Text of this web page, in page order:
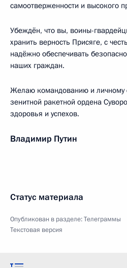
самоотверженности и высокого
Убеждён, что вы, воины-
хранить верность Присяге, с
надёжно обеспечивать
наших граждан.
Желаю командованию и личному
зенитной ракетной ордена
здоровья и успехов.
Владимир Путин
Статус материала
Опубликован в разделе:Телеграммы
Текстовая версия